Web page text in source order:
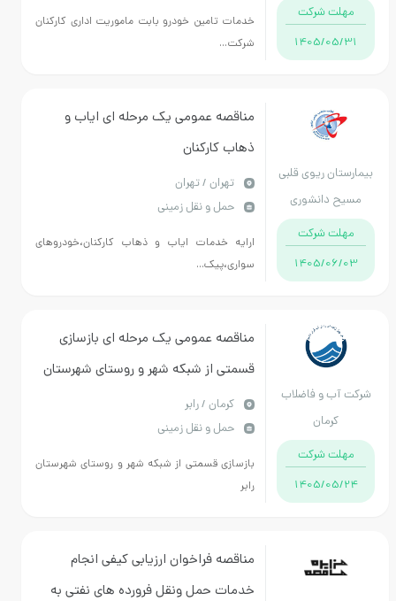
مهلت شرکت
1405/05/31
خدمات تامین خودرو بابت ماموریت اداری کارکنان
شركت...
بیمارستان ریوی قلبی
مسیح دانشوری
تهران
مهلت شرکت
1405/06/03
مناقصه عمومی یک مرحله ای ایاب و
ذهاب کارکنان
تهران / تهران
حمل و نقل زمینی
ارایه خدمات ایاب و ذهاب کارکنان،خودروهای
سواری،پیک...
شرکت آب و فاضلاب
کرمان
مهلت شرکت
1405/05/24
مناقصه عمومی یک مرحله ای بازسازی
قسمتی از شبکه شهر و روستای شهرستان
رابر كرمان / رابر
حمل و نقل زمینی
بازسازی قسمتی از شبکه شهر و روستای شهرستان
رابر
مناقصه فراخوان ارزیابی کیفی انجام
خدمات حمل ونقل فرورده های نفتی به